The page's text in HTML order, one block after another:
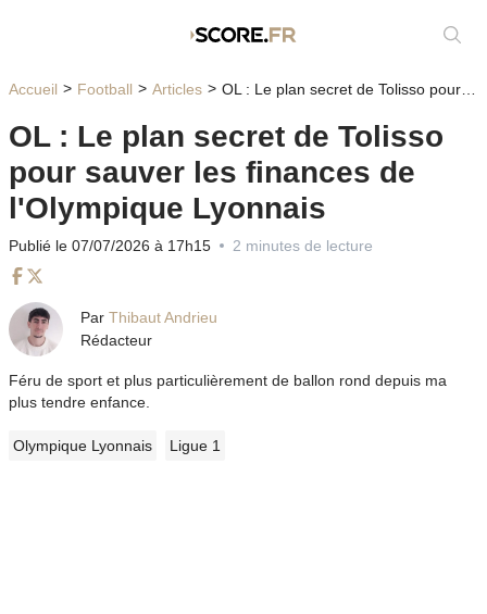
Accueil Football Articles OL : Le plan secret de Tolisso pour sauver les finances de l'Olympique Lyonnais
OL : Le plan secret de Tolisso
pour sauver les finances de
l'Olympique Lyonnais
Publié le 07/07/2026 à 17h15 2 minutes de lecture
Par Thibaut Andrieu
Rédacteur
Féru de sport et plus particulièrement de ballon rond depuis ma
plus tendre enfance.
Olympique Lyonnais Ligue 1